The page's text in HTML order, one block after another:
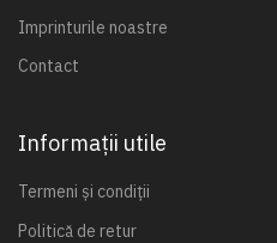
Imprinturile noastre
Contact
Informații utile
Termeni și condiții
Politică de retur